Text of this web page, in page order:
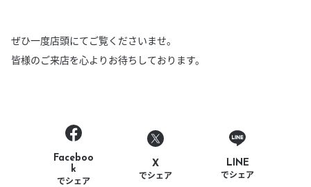
ぜひ一度店頭にてご覧くださいませ。
皆様のご来店を心よりお待ちしております。
Faceboo
k
でシェア
X
でシェア
LINE
でシェア